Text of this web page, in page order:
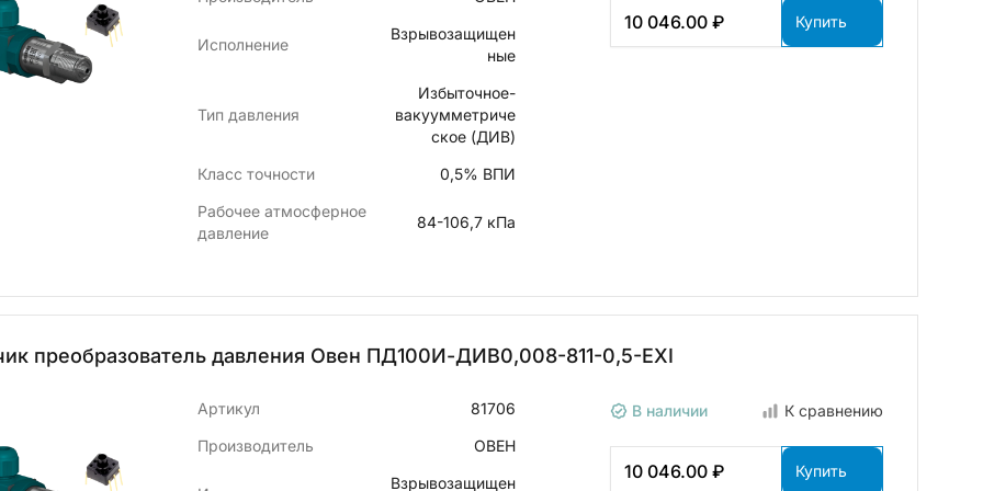
Исполнение
Взрывозащищен
ные
Тип давления
Избыточное-
вакуумметриче
ское (ДИВ)
Класс точности
0,5% ВПИ
Рабочее атмосферное
давление
84-106,7 кПа
10 046.00 ₽ Купить
преобразователь давления Овен ПД100И-ДИВ0,008-811-0,5-ЕХI
Артикул
81706
Производитель
ОВЕН
Взрывозащищен
В наличии К сравнению
10 046.00 ₽ Купить